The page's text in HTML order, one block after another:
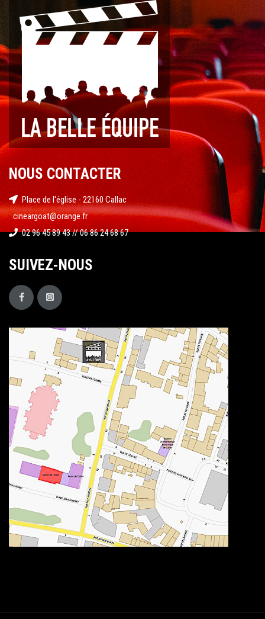
NOUS CONTACTER
Place de l'église - 22160 Callac
cineargoat@orange.fr
02 96 45 89 43 // 06 86 24 68 67
SUIVEZ-NOUS